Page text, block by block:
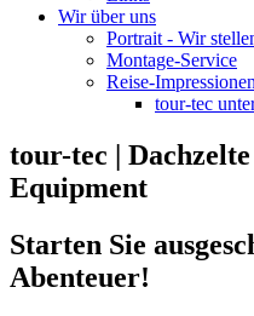
Wir über uns
Portrait - Wir
Montage-Service
Reise-Impressionen
tour-tec
tour-tec | Dachzelte
Equipment
Starten Sie
Abenteuer!